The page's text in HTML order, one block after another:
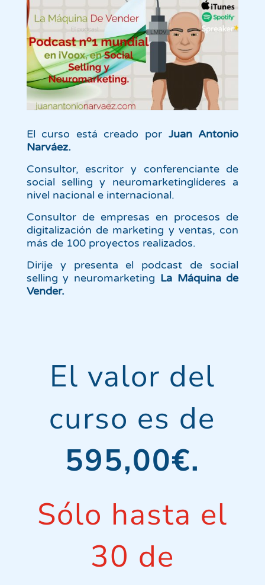
El curso está creado por Juan Antonio
Narváez.
Consultor, escritor y conferenciante de
social selling y neuromarketinglíderes a
nivel nacional e internacional.
Consultor de empresas en procesos de
digitalización de marketing y ventas, con
más de 100 proyectos realizados.
Dirije y presenta el podcast de social
selling y neuromarketing La Máquina de
Vender.
El valor del
curso es de
595,00€.
Sólo hasta el
30 de